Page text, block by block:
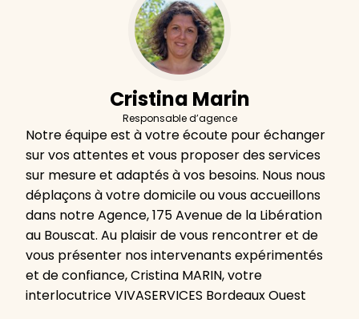
Cristina Marin
Responsable d’agence
Notre équipe est à votre écoute pour échanger
sur vos attentes et vous proposer des services
sur mesure et adaptés à vos besoins. Nous nous
déplaçons à votre domicile ou vous accueillons
dans notre Agence, 175 Avenue de la Libération
au Bouscat. Au plaisir de vous rencontrer et de
vous présenter nos intervenants expérimentés
et de confiance, Cristina MARIN, votre
interlocutrice VIVASERVICES Bordeaux Ouest